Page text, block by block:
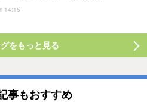
14:15
をもっと見る
事もおすすめ